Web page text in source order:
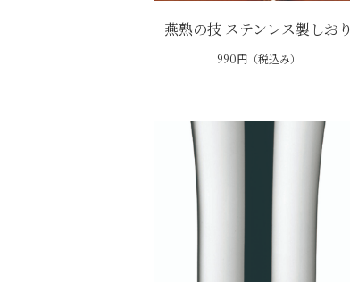
燕熟の技 ステンレス製しおり
990円（税込み）